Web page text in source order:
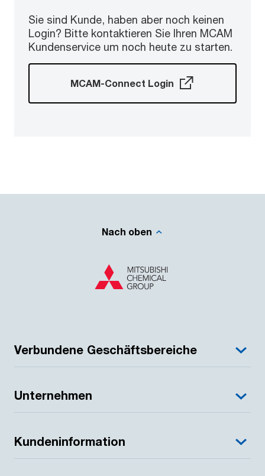
Sie sind Kunde, haben aber noch keinen
Login? Bitte kontaktieren Sie Ihren MCAM
Kundenservice um noch heute zu starten.
MCAM-Connect Login
Nach oben
Verbundene Geschäftsbereiche
Unternehmen
Kundeninformation